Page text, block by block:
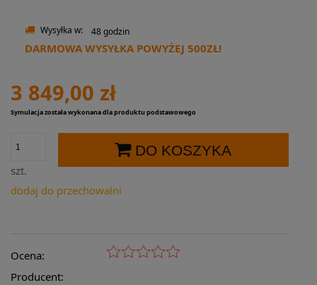
Wysyłka w: 48 godzin
DARMOWA WYSYŁKA POWYŻEJ 500ZŁ!
3 849,00 zł
Symulacja została wykonana dla produktu podstawowego
szt.
DO KOSZYKA
dodaj do przechowalni
Ocena:
Producent: